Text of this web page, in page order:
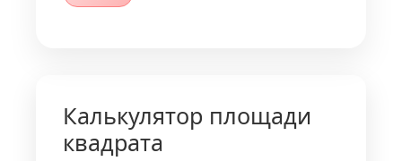
Калькулятор площади
квадрата